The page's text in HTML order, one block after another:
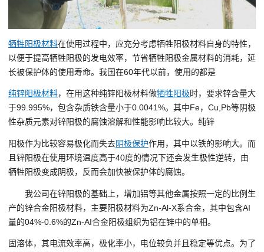
牺牲阳极材料在使用过程中，应充分考虑牺牲阳极材料自身的特性，
以便于提高牺牲阳极的发电效率，节省牺牲阳极金属材料的消耗，延
长被保护体的使用寿命。我国在60年代以前，使用的都是
纯锌阳极材料，在用这种纯锌阳极材料做牺牲阳极时，要求锌含量大
于99.995%，包含杂质铁含量小于0.0041%。其中Fe，Cu,Pb等阴极
性杂质元素对锌阳极的腐蚀溶解和性能影响比较大。纯锌
阳极作为比较容易极化而失去阴极保护作用，其中以铁的影响大。而
且锌阳极在使用环境温度高于40度的情况下还会发生极性逆转，由
牺牲阳极变成阴极，反而会加快被保护体的腐蚀。
我公司在锌阳极的基础上，增加铝等其他金属按照一定的比例生
产的锌合金阳极材料，主要阳极材料为Zn-Al-X系合金，其中包含AI
量的04%-0.6%的Zn-AI合金阳极组织为铝在锌中的单相。
固溶体，其电流效率高，极化率小，电位较负并且稳定等优点。为了